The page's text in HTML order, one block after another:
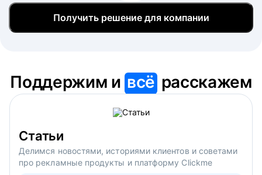
Получить решение для компании
Поддержим ивсё расскажем
Статьи
Делимся новостями, историями клиентов и советами
про рекламные продукты и платформу Clickme